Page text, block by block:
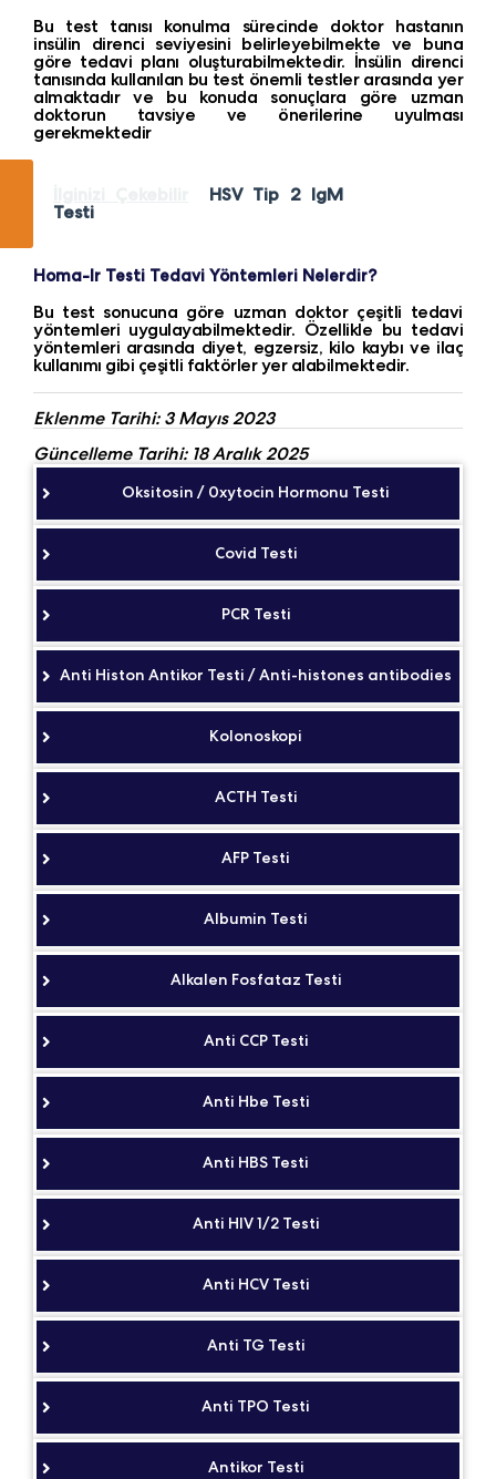
Bu test tanısı konulma sürecinde doktor hastanın
insülin direnci seviyesini belirleyebilmekte ve buna
göre tedavi planı oluşturabilmektedir. İnsülin direnci
tanısında kullanılan bu test önemli testler arasında yer
almaktadır ve bu konuda sonuçlara göre uzman
doktorun tavsiye ve önerilerine uyulması
gerekmektedir
HSV Tip 2 IgM
Testi
Homa-Ir Testi Tedavi Yöntemleri Nelerdir?
Bu test sonucuna göre uzman doktor çeşitli tedavi
yöntemleri uygulayabilmektedir. Özellikle bu tedavi
yöntemleri arasında diyet, egzersiz, kilo kaybı ve ilaç
kullanımı gibi çeşitli faktörler yer alabilmektedir.
Eklenme Tarihi: 3 Mayıs 2023
Güncelleme Tarihi: 18 Aralık 2025
Oksitosin / 0xytocin Hormonu Testi
Covid Testi
PCR Testi
Anti Histon Antikor Testi / Anti-histones antibodies
Kolonoskopi
ACTH Testi
AFP Testi
Albumin Testi
Alkalen Fosfataz Testi
Anti CCP Testi
Anti Hbe Testi
Anti HBS Testi
Anti HIV 1/2 Testi
Anti HCV Testi
Anti TG Testi
Anti TPO Testi
Antikor Testi